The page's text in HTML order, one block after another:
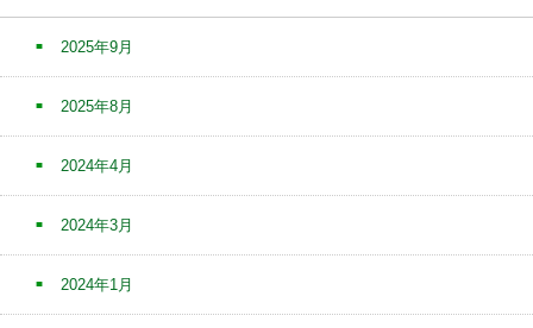
2025年9月
2025年8月
2024年4月
2024年3月
2024年1月